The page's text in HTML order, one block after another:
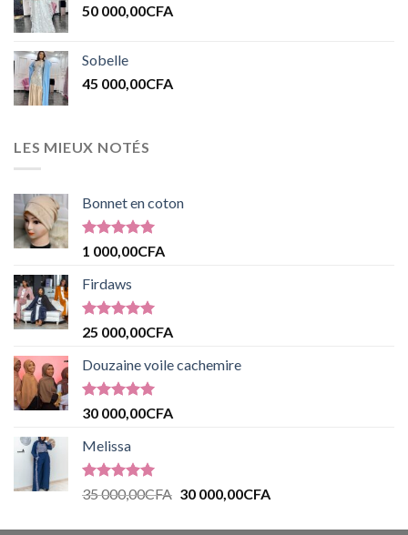
50 000,00CFA
Sobelle
45 000,00CFA
LES MIEUX NOTÉS
Bonnet en coton
Note 5.00
1 000,00CFA
Firdaws
Note5.00
25 000,00CFA
Douzaine voile cachemire
Note5.00
30 000,00CFA
Melissa
Note5.00
35 000,00CFA 30 000,00CFA